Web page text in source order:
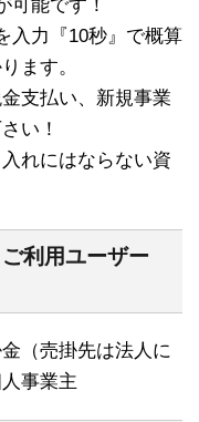
可能です！
入力『10秒』で概算
ます。
支払い、新規事業
い！
れにはならない資
利用ユーザー
（売掛先は法人に
事業主